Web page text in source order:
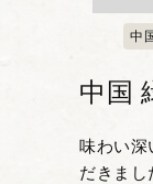
中
中国
味わい深
だきまし